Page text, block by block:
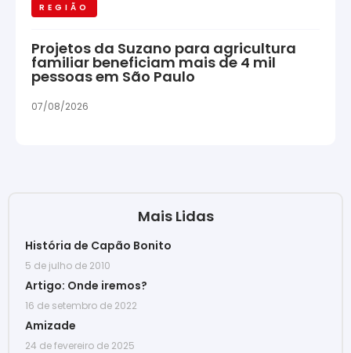
REGIÃO
Projetos da Suzano para agricultura
familiar beneficiam mais de 4 mil
pessoas em São Paulo
07/08/2026
Mais Lidas
História de Capão Bonito
5 de julho de 2010
Artigo: Onde iremos?
16 de setembro de 2022
Amizade
24 de fevereiro de 2025